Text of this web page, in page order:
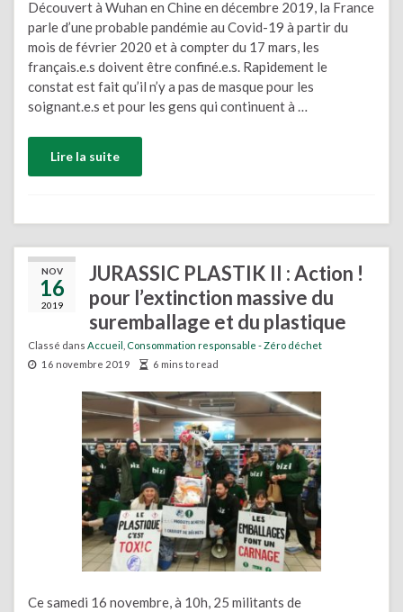
Découvert à Wuhan en Chine en décembre 2019, la France
parle d’une probable pandémie au Covid-19 à partir du
mois de février 2020 et à compter du 17 mars, les
français.e.s doivent être confiné.e.s. Rapidement le
constat est fait qu’il n’y a pas de masque pour les
soignant.e.s et pour les gens qui continuent à …
Lire la suite
NOV
16
2019
JURASSIC PLASTIK II : Action !
pour l’extinction massive du
suremballage et du plastique
Classé dans Accueil Consommation responsable - Zéro déchet
16 novembre 2019
6 mins to read
Ce samedi 16 novembre, à 10h, 25 militants de